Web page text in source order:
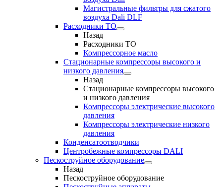
Магистральные фильтры для сжатого
воздуха Dali DLF
Расходники ТО
Назад
Расходники ТО
Компрессорное масло
Стационарные компрессоры высокого и
низкого давления
Назад
Стационарные компрессоры высокого
и низкого давления
Компрессоры электрические высокого
давления
Компрессоры электрические низкого
давления
Конденсатоотводчики
Центробежные компрессоры DALI
Пескоструйное оборудование
Назад
Пескоструйное оборудование